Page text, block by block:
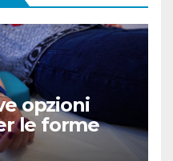
opzioni
le forme